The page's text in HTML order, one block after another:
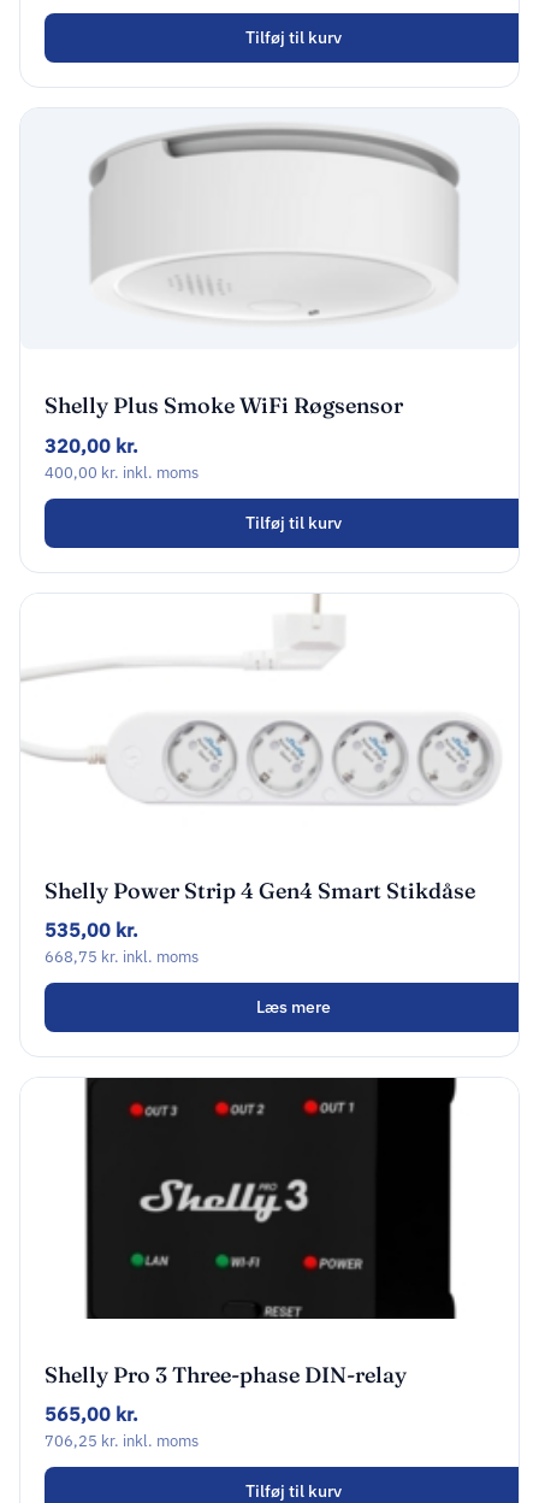
Tilføj til kurv
Shelly Plus Smoke WiFi Røgsensor
320,00 kr.
400,00 kr. inkl. moms
Tilføj til kurv
Shelly Power Strip 4 Gen4 Smart Stikdåse
4-stik Schuko Hvid
535,00 kr.
668,75 kr. inkl. moms
Læs mere
Shelly Pro 3 Three-phase DIN-relay
565,00 kr.
706,25 kr. inkl. moms
Tilføj til kurv